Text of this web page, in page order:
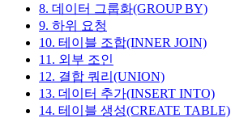
8. 데이터 그룹화(GROUP BY)
9. 하위 요청
10. 테이블 조합(INNER JOIN)
11. 외부 조인
12. 결합 쿼리(UNION)
13. 데이터 추가(INSERT INTO)
14. 테이블 생성(CREATE TABLE)